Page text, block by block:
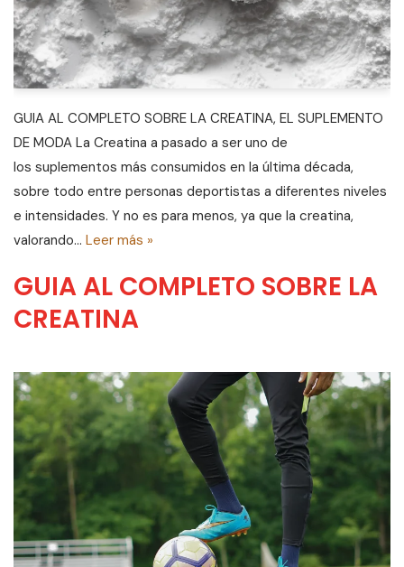
GUIA AL COMPLETO SOBRE LA CREATINA, EL SUPLEMENTO
DE MODA La Creatina a pasado a ser uno de
los suplementos más consumidos en la última década,
sobre todo entre personas deportistas a diferentes niveles
e intensidades. Y no es para menos, ya que la creatina,
valorando… Leer más »
GUIA AL COMPLETO SOBRE LA
CREATINA